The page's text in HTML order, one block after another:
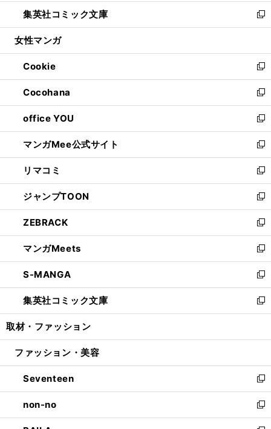
く
で
開
ン
ド
ウ
開
く
ウ
ィ
ン
ウ
で
開
く
し
い
ウ
ン
ド
ウ
で
開
く
集英社コミック文庫
新
し
ウ
ィ
ン
ド
ウ
で
開
く
女性マンガ
Cookie
新
し
い
ウ
ィ
ン
ド
ウ
で
開
く
Cocohana
新
し
い
ウ
ィ
ン
ド
ウ
で
開
く
office YOU
新
し
い
ウ
ィ
ン
ド
ウ
で
開
く
マンガMee公式サイト
新
し
い
ウ
ィ
ン
ド
ウ
で
開
く
リマコミ
新
し
い
ウ
ィ
ン
ド
ウ
で
開
く
ジャンプTOON
新
し
い
ウ
ィ
ン
ド
ウ
で
開
ZEBRACK
新
し
い
ウ
ィ
ン
ド
ウ
開
マンガMeets
新
し
い
ウ
ィ
ン
ウ
開
く
S-MANGA
新
し
い
ウ
ン
ウ
で
開
く
集英社コミック文庫
新
し
ウ
ン
ド
ウ
で
開
取材・ファッション
ファッション・美容
Seventeen
新
し
い
ウ
non-no
新
し